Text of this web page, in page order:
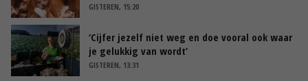
GISTEREN, 15:20
‘Cijfer jezelf niet weg en doe vooral ook waar
je gelukkig van wordt’
GISTEREN, 13:31